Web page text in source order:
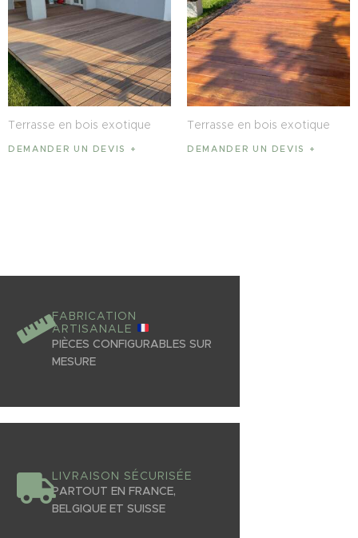
Terrasse en bois exotique
DEMANDER UN DEVIS
Terrasse en bois exotique
DEMANDER UN DEVIS
FABRICATION
ARTISANALE
PIÈCES CONFIGURABLES SUR
MESURE
LIVRAISON SÉCURISÉE
PARTOUT EN FRANCE,
BELGIQUE ET SUISSE